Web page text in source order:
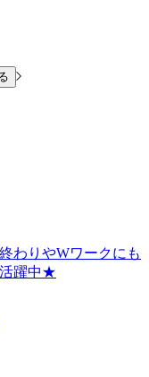
わりやWワークにも
躍中★